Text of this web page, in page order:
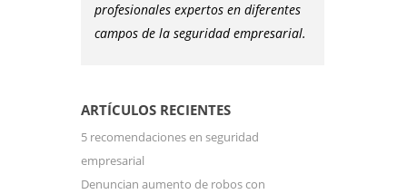
profesionales expertos en diferentes
campos de la seguridad empresarial.
ARTÍCULOS RECIENTES
5 recomendaciones en seguridad
empresarial
Denuncian aumento de robos con